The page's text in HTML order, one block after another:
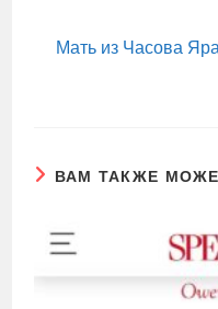
Мать из Часова
ВАМ ТАКЖЕ